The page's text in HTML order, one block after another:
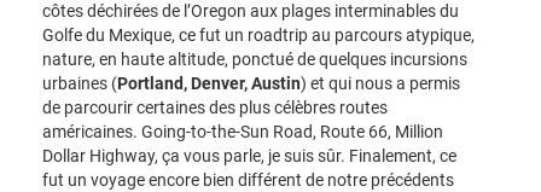
côtes déchirées de l’Oregon aux plages interminables du
Golfe du Mexique, ce fut un roadtrip au parcours atypique,
nature, en haute altitude, ponctué de quelques incursions
urbaines (Portland, Denver, Austin) et qui nous a permis
de parcourir certaines des plus célèbres routes
américaines. Going-to-the-Sun Road, Route 66, Million
Dollar Highway, ça vous parle, je suis sûr. Finalement, ce
fut un voyage encore bien différent de notre précédents